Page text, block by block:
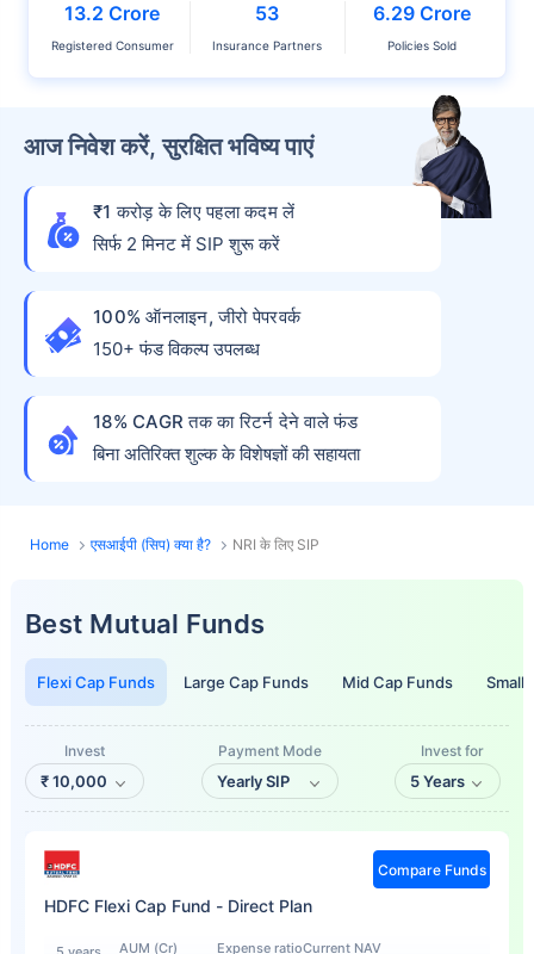
13.2 Crore
Registered Consumer
53
Insurance Partners
6.29 Crore
Policies Sold
आज निवेश करें, सुरक्षित भविष्य पाएं
₹1 करोड़ के लिए पहला कदम लें
सिर्फ 2 मिनट में SIP शुरू करें
100% ऑनलाइन, जीरो पेपरवर्क
150+ फंड विकल्प उपलब्ध
18% CAGR तक का रिटर्न देने वाले फंड
बिना अतिरिक्त शुल्क के विशेषज्ञों की सहायता
Home एसआईपी (सिप) क्या है? NRI के लिए SIP
Best Mutual Funds
Flexi Cap Funds Large Cap Funds Mid Cap Funds Small
Payment Mode
Yearly SIP
Invest
₹10,000
Invest for
5 Years
HDFC Flexi Cap Fund - Direct Plan
AUM (Cr) Expense ratioCurrent NAV
Compare Funds